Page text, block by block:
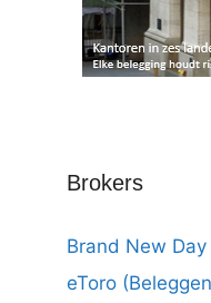
Brokers
Brand New Day
eToro